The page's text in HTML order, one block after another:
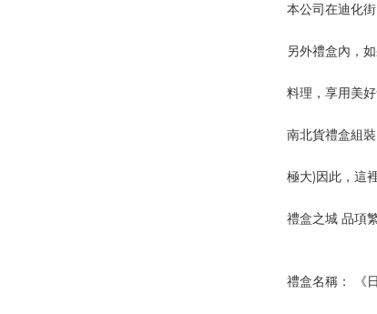
本公司在迪化
另外禮盒內，
料理，享用美
南北貨禮盒組
極大)因此，這
禮盒之城 品項
禮盒名稱： 《